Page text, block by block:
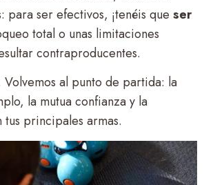
para ser efectivos, ¡tenéis que ser
total o unas limitaciones
contraproducentes.
al punto de partida: la
la mutua confianza y la
tus principales armas.